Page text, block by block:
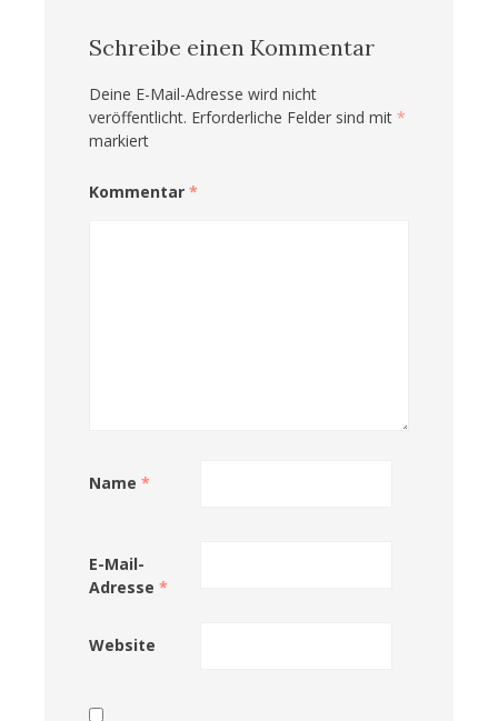
Schreibe einen Kommentar
Deine E-Mail-Adresse wird nicht
veröffentlicht. Erforderliche Felder sind mit *
markiert
Kommentar *
Name *
E-Mail-
Adresse *
Website